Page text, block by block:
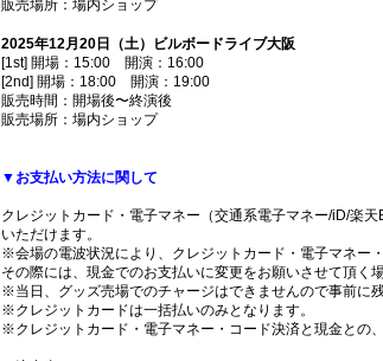
販売場所：場内ショップ
2025年12月20日（土）ビルボードライブ大阪
[1st] 開場：15:00 開演：16:00
[2nd] 開場：18:00 開演：19:00
販売時間：開場後〜終演後
販売場所：場内ショップ
▼お支払い方法に関して
クレジットカード・電子マネー（交通系電子マネー/iD/楽
いただけます。
※会場の電波状況により、クレジットカード・電子マネー
その際には、現金でのお支払いに変更をお願いさせて頂く
※当日、グッズ売場でのチャージはできませんので事前に
※クレジットカードは一括払いのみとなります。
※クレジットカード・電子マネー・コード決済と現金との